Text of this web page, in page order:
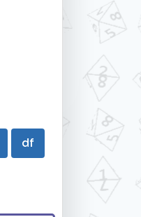
df